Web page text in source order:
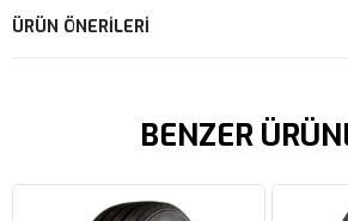
ÜRÜN ÖNERILERI
BENZER